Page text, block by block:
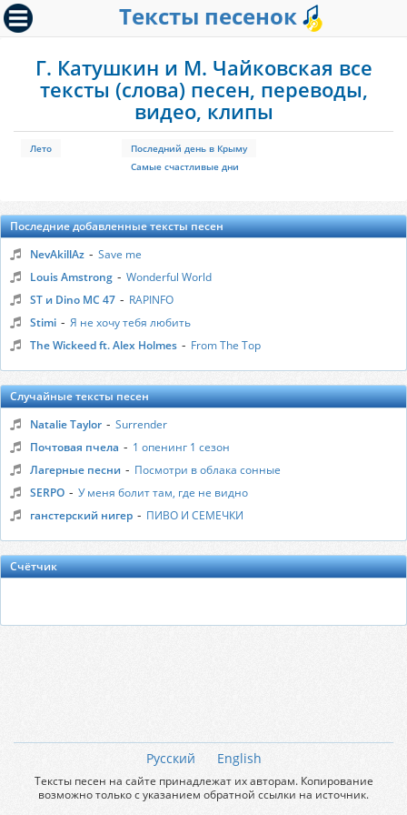
Тексты песенок
Г. Катушкин и М. Чайковская все
тексты (слова) песен, переводы,
видео, клипы
Лето
Последний день в Крыму
Самые счастливые дни
Последние добавленные тексты песен
NevAkillAz - Save me
Louis Amstrong - Wonderful World
ST и Dino MC 47 - RAPINFO
Stimi - Я не хочу тебя любить
The Wickeed ft. Alex Holmes - From The Top
Случайные тексты песен
Natalie Taylor - Surrender
Почтовая пчела - 1 опенинг 1 сезон
Лагерные песни - Посмотри в облака сонные
SERPO - У меня болит там, где не видно
ганстерский нигер - ПИВО И СЕМЕЧКИ
Счётчик
Русский English
Тексты песен на сайте принадлежат их авторам. Копирование
возможно только с указанием обратной ссылки на источник.